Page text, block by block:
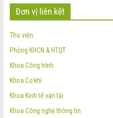
Đơn vị liên kết
Thư viện
Phòng KHCN & HTQT
Khoa Công trình
Khoa Cơ khí
Khoa Kinh tế vận tải
Khoa Công nghệ thông tin